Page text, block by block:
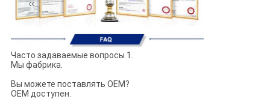
Часто задаваемые вопросы 1.
Мы фабрика.
Вы можете поставлять OEM?
OEM доступен.